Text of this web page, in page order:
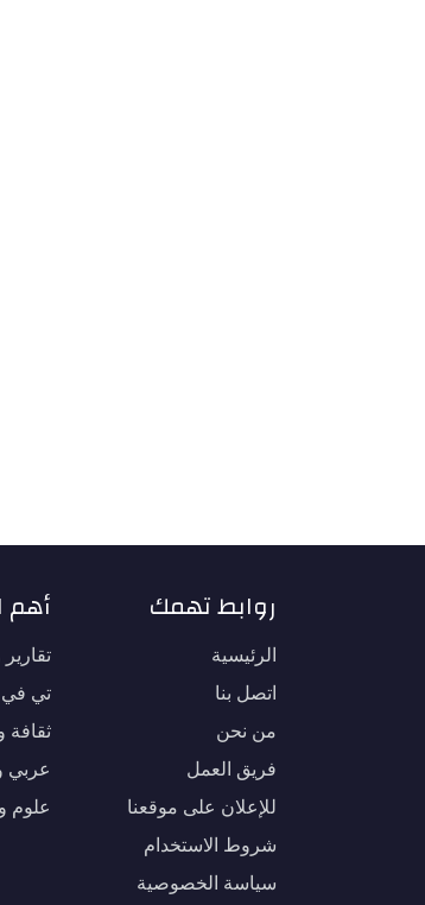
روابط تهمك
الرئيسية
اتصل بنا
من نحن
فريق العمل
للإعلان على موقعنا
شروط الاستخدام
سياسة الخصوصية
أهم
تي في 24
ثقافة
عربي
علوم